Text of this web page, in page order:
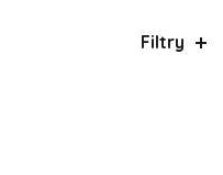
Filtry